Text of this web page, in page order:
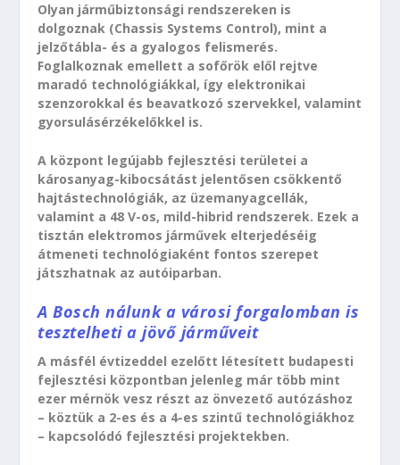
Olyan járműbiztonsági rendszereken is
dolgoznak (Chassis Systems Control), mint a
jelzőtábla- és a gyalogos felismerés.
Foglalkoznak emellett a sofőrök elől rejtve
maradó technológiákkal, így elektronikai
szenzorokkal és beavatkozó szervekkel, valamint
gyorsulásérzékelőkkel is.
A központ legújabb fejlesztési területei a
károsanyag-kibocsátást jelentősen csökkentő
hajtástechnológiák, az üzemanyagcellák,
valamint a 48 V-os, mild-hibrid rendszerek. Ezek a
tisztán elektromos járművek elterjedéséig
átmeneti technológiaként fontos szerepet
játszhatnak az autóiparban.
A Bosch nálunk a városi forgalomban is
tesztelheti a jövő járműveit
A másfél évtizeddel ezelőtt létesített budapesti
fejlesztési központban jelenleg már több mint
ezer mérnök vesz részt az önvezető autózáshoz
– köztük a 2-es és a 4-es szintű technológiákhoz
– kapcsolódó fejlesztési projektekben.